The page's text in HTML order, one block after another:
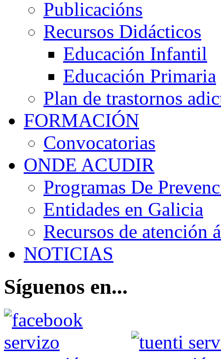
Publicacións
Recursos Didácticos
Educación Infantil
Educación Primaria
Plan de trastornos
FORMACIÓN
Convocatorias
ONDE ACUDIR
Programas De
Entidades en Galicia
Recursos de atención
NOTICIAS
Síguenos en...